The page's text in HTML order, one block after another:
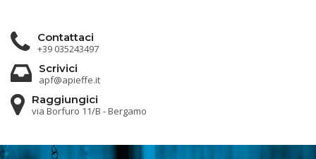
Contattaci
+39 035243497
Scrivici
apf@apieffe.it
Raggiungici
via Borfuro 11/B - Bergamo